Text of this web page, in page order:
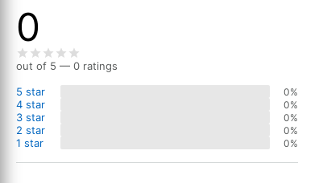
0
out of 5 — 0 ratings
5 star
0%
4 star 0%
3 star 0%
2 star 0%
1 star 0%